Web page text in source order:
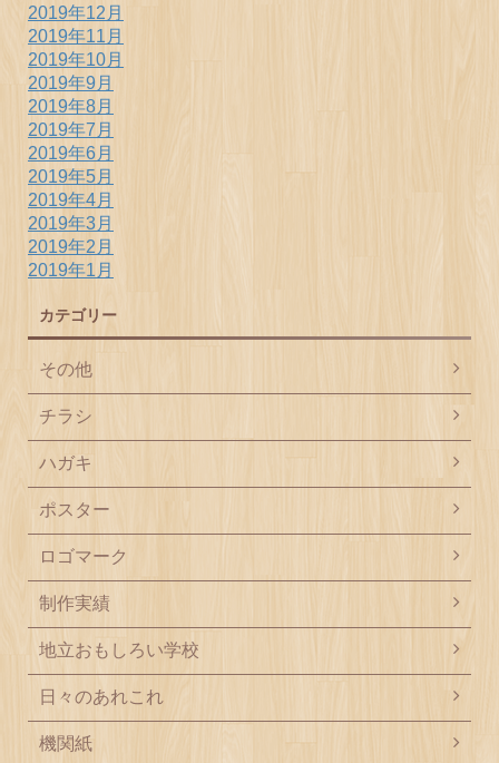
2019年12月
2019年11月
2019年10月
2019年9月
2019年8月
2019年7月
2019年6月
2019年5月
2019年4月
2019年3月
2019年2月
2019年1月
カテゴリー
その他
チラシ
ハガキ
ポスター
ロゴマーク
制作実績
地立おもしろい学校
日々のあれこれ
機関紙